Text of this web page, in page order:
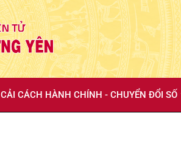
CẢI CÁCH HÀNH CHÍNH - CHUYỂN ĐỔI SỐ